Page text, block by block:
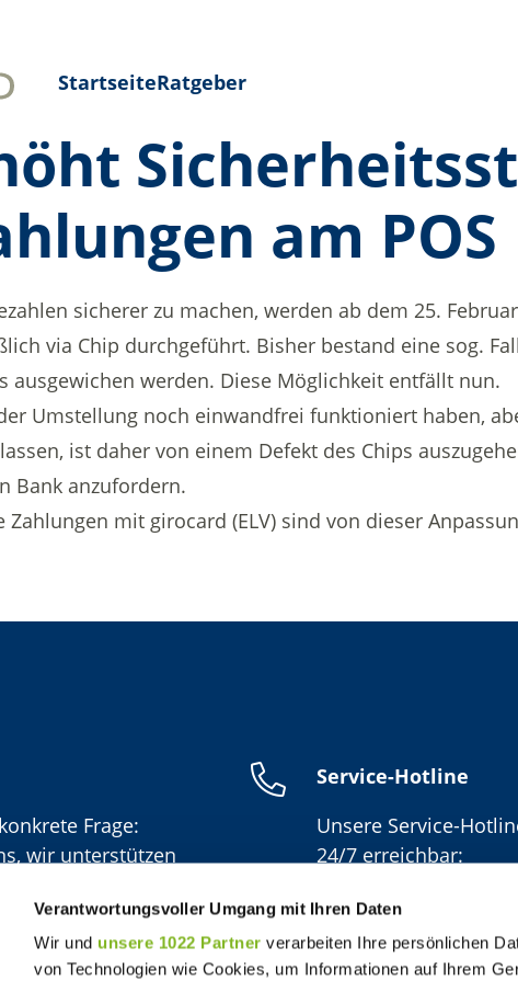
Verantwortungsvoller Umgang mit Ihren Daten
Wir und unsere 1022 Partner verarbeiten Ihre persönlichen
von Technologien wie Cookies, um Informationen auf Ihrem
StartseiteRatgeber
am POS
sicherer zu machen, werden ab dem 25.
via Chip durchgeführt. Bisher bestand eine sog.
ausgewichen werden. Diese Möglichkeit entfällt nun.
Umstellung noch einwandfrei funktioniert haben,
ist daher von einem Defekt des Chips
Bank anzufordern.
Zahlungen mit girocard (ELV) sind von dieser
Frage:
wir unterstützen
Service-Hotline
Unsere Service-
24/7 erreichbar:
06154/638-1600